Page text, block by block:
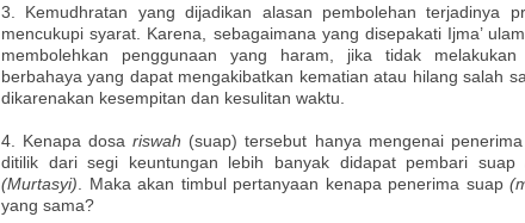
3. Kemudhratan yang dijadikan alasan pembolehan terjadinya
mencukupi syarat. Karena, sebagaimana yang disepakati Ijma’
membolehkan penggunaan yang haram, jika tidak
berbahaya yang dapat mengakibatkan kematian atau hilang salah
dikarenakan kesempitan dan kesulitan waktu.
4. Kenapa dosa riswah (suap) tersebut hanya mengenai
ditilik dari segi keuntungan lebih banyak didapat pembari suap
(Murtasyi) . Maka akan timbul pertanyaan kenapa penerima suap
yang sama?